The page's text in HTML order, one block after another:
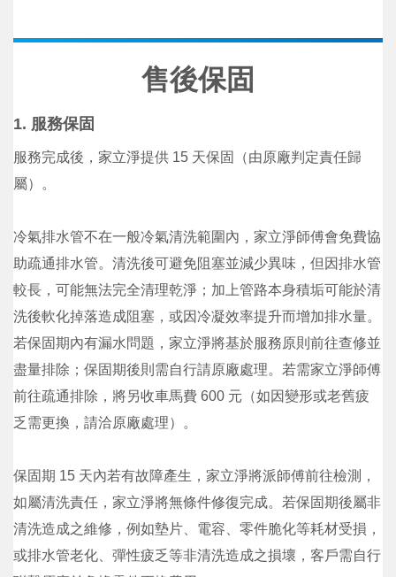
售後保固
1. 服務保固
服務完成後，家立淨提供 15 天保固（由原廠判定責任歸
屬）。
冷氣排水管不在一般冷氣清洗範圍內，家立淨師傅會免費協
助疏通排水管。清洗後可避免阻塞並減少異味，但因排水管
較長，可能無法完全清理乾淨；加上管路本身積垢可能於清
洗後軟化掉落造成阻塞，或因冷凝效率提升而增加排水量。
若保固期內有漏水問題，家立淨將基於服務原則前往查修並
盡量排除；保固期後則需自行請原廠處理。若需家立淨師傅
前往疏通排除，將另收車馬費 600 元（如因變形或老舊疲
乏需更換，請洽原廠處理）。
保固期 15 天內若有故障產生，家立淨將派師傅前往檢測，
如屬清洗責任，家立淨將無條件修復完成。若保固期後屬非
清洗造成之維修，例如墊片、電容、零件脆化等耗材受損，
或排水管老化、彈性疲乏等非清洗造成之損壞，客戶需自行